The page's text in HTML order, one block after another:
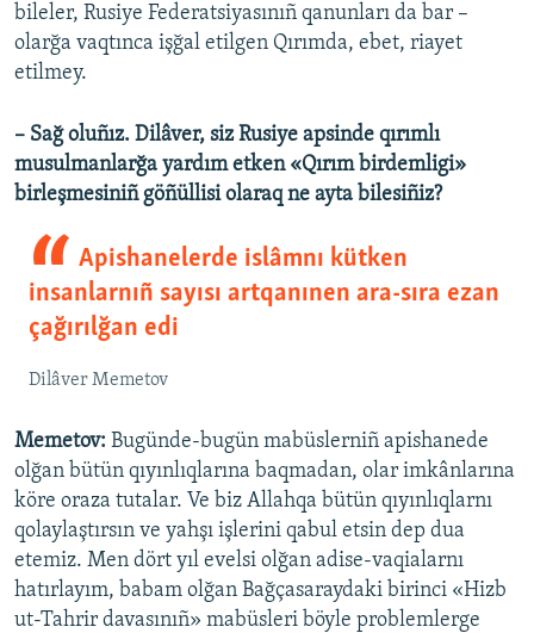
bileler, Rusiye Federatsiyasınıñ qanunları da bar –
olarğa vaqtınca işğal etilgen Qırımda, ebet, riayet
etilmey.
– Sağ oluñız. Dilâver, siz Rusiye apsinde qırımlı
musulmanlarğa yardım etken «Qırım birdemligi»
birleşmesiniñ göñüllisi olaraq ne ayta bilesiñiz?
Apishanelerde islâmnı kütken
insanlarnıñ sayısı artqanınen ara-sıra ezan
çağırılğan edi
Dilâver Memetov
Memetov: Bugünde-bugün mabüslerniñ apishanede
olğan bütün qıyınlıqlarına baqmadan, olar imkânlarına
köre oraza tutalar. Ve biz Allahqa bütün qıyınlıqlarnı
qolaylaştırsın ve yahşı işlerini qabul etsin dep dua
etemiz. Men dört yıl evelsi olğan adise-vaqialarnı
hatırlayım, babam olğan Bağçasaraydaki birinci «Hizb
ut-Tahrir davasınıñ» mabüsleri böyle problemlerge